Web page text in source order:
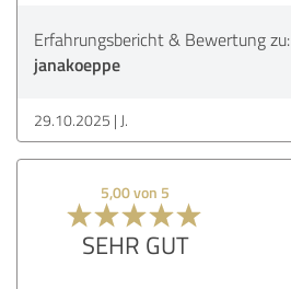
Erfahrungsbericht & Bewertung zu:
janakoeppe
29.10.2025 J.
5,00 von 5
SEHR GUT